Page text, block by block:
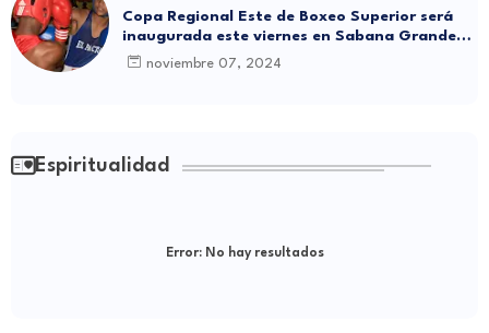
Copa Regional Este de Boxeo Superior será
inaugurada este viernes en Sabana Grande
de Boyá
noviembre 07, 2024
Espiritualidad
Error:No hay resultados